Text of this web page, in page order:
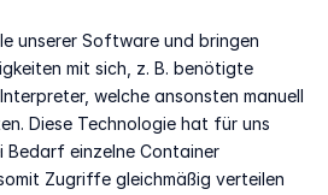
unserer Software und bringen
mit sich, z. B. benötigte
welche ansonsten manuell
Diese Technologie hat für uns
Bedarf einzelne Container
Zugriffe gleichmäßig verteilen